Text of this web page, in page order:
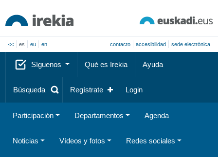
<< es eu en contacto accesibilidad sede electrónica
Síguenos Qué es Irekia Ayuda
Búsqueda Regístrate Login
Participación Departamentos Agenda
Noticias Vídeos y fotos Redes sociales